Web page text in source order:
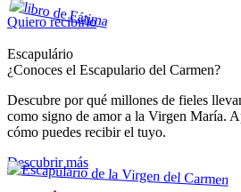
Quiero recibirlo
Escapulário
¿Conoces el Escapulario del Carmen?
Descubre por qué millones de fieles
como signo de amor a la Virgen María.
cómo puedes recibir el tuyo.
Descubrir más